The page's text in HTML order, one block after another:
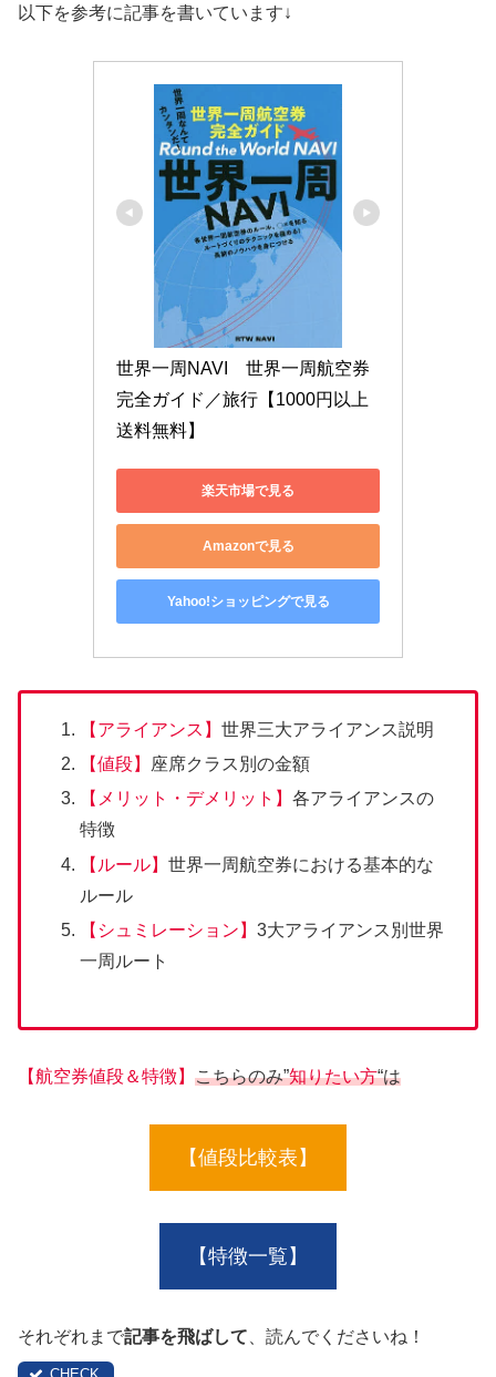
以下を参考に記事を書いています↓
世界一周NAVI　世界一周航空券
完全ガイド／旅行【1000円以上
送料無料】
楽天市場で見る
Amazonで見る
Yahoo!ショッピングで見る
【アライアンス】世界三大アライアンス説明
【値段】
座席クラス別の金額
【メリット・デメリット】各アライアンスの
特徴
【ルール】世界一周航空券における基本的な
ルール
【シュミレーション】3大アライアンス別世界
一周ルート
【航空券値段＆特徴】 こちらのみ”知りたい方“は
【値段比較表】
【特徴一覧】
それぞれまで記事を飛ばして 、読んでくださいね！